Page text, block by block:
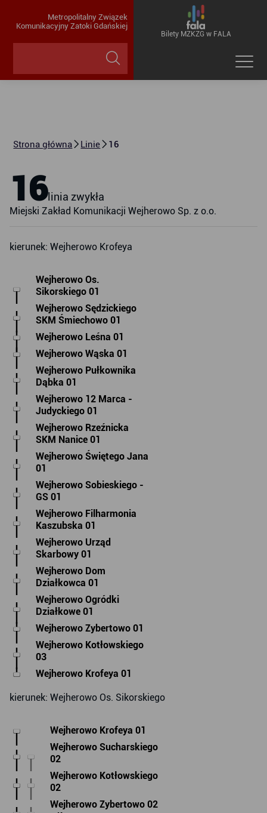
Metropolitalny Związek
Komunikacyjny Zatoki Gdańskiej
Bilety MZKZG w FALA
Strona główna Linie 16
16linia zwykła
Miejski Zakład Komunikacji Wejherowo Sp. z o.o.
kierunek: Wejherowo Krofeya
Wejherowo Os.
Sikorskiego 01
Wejherowo Sędzickiego
SKM Śmiechowo 01
Wejherowo Leśna 01
Wejherowo Wąska 01
Wejherowo Pułkownika
Dąbka 01
Wejherowo 12 Marca -
Judyckiego 01
Wejherowo Rzeźnicka
SKM Nanice 01
Wejherowo Świętego Jana
01
Wejherowo Sobieskiego -
GS 01
Wejherowo Filharmonia
Kaszubska 01
Wejherowo Urząd
Skarbowy 01
Wejherowo Dom
Działkowca 01
Wejherowo Ogródki
Działkowe 01
Wejherowo Zybertowo 01
Wejherowo Kotłowskiego
03
Wejherowo Krofeya 01
kierunek: Wejherowo Os. Sikorskiego
Wejherowo Krofeya 01
Wejherowo Sucharskiego
02
Wejherowo Kotłowskiego
02
Wejherowo Zybertowo 02